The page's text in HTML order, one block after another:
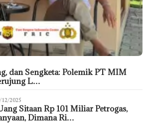
dan Sengketa: Polemik PT MIM
L…
12/2025
Sitaan Rp 101 Miliar Petrogas,
Dimana Ri…